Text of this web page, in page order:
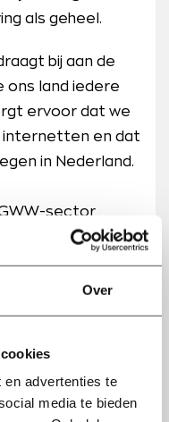
Over
en advertenties te
media te bieden
als geheel.
bij aan de
ons land iedere
ervoor dat we
internetten en dat
in Nederland.
sector
en ontdek welke
er voor jou